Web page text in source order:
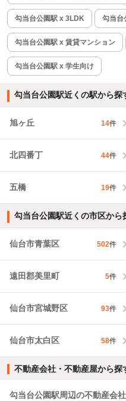
勾当台公園駅 x 3LDK 勾当台
勾当台公園駅 x 賃貸マンション
勾当台公園駅 x 学生向け
勾当台公園駅近くの駅から探
旭ヶ丘 14件
北四番丁 44件
五橋 19件
勾当台公園駅近くの市区から
仙台市青葉区 502件
遠田郡美里町 5件
仙台市宮城野区 93件
仙台市太白区 58件
不動産会社・不動産屋から探
勾当台公園駅周辺の不動産会